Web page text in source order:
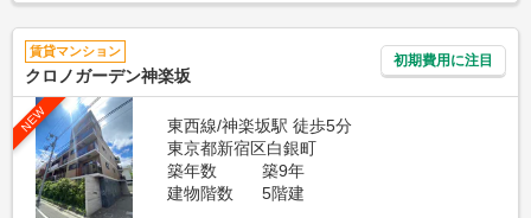
賃貸マンション
クロノガーデン神楽坂
初期費用に注目
NEW
東西線/神楽坂駅 徒歩5分
東京都新宿区白銀町
築年数
築9年
建物階数
5階建